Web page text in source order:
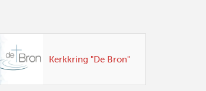
Kerkkring "De Bron"